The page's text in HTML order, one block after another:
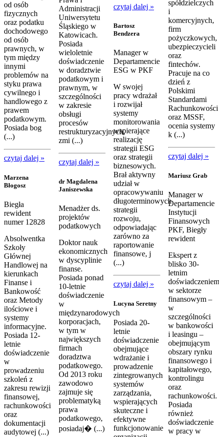
od osób
fizycznych
oraz podatku
dochodowego
od osób
prawnych, w
tym między
innymi
problemów na
styku prawa
cywilnego i
handlowego z
prawem
podatkowym.
Posiada bog
(...)
czytaj dalej »
Marzena
Błogosz
Biegła
rewident
numer 12828
Absolwentka
Szkoły
Głównej
Handlowej na
kierunkach
Finanse i
Bankowość
oraz Metody
ilościowe i
systemy
informacyjne.
Posiada 12-
letnie
doświadczenie
w
prowadzeniu
szkoleń z
zakresu rewizji
finansowej,
rachunkowości
oraz
dokumentacji
audytowej (...)
Administracji
Uniwersytetu
Śląskiego w
Katowicach.
Posiada
wieloletnie
doświadczenie
w doradztwie
podatkowym i
prawnym, w
szczególności
w zakresie
obsługi
procesów
restrukturyzacyjnych,
zmi (...)
czytaj dalej »
dr Magdalena
Janiszewska
Menadżer ds.
projektów
podatkowych
Doktor nauk
ekonomicznych
w dyscyplinie
finanse.
Posiada ponad
10-letnie
doświadczenie
w
międzynarodowych
korporacjach,
w tym w
największych
firmach
doradztwa
podatkowego.
Od 2013 roku
zawodowo
zajmuje się
problematyką
prawa
podatkowego,
posiadaj� (...)
czytaj dalej »
Bartosz
Bendzera
Manager w
Departamencie
ESG w PKF
W swojej
pracy wdrażał
i rozwijał
systemy
monitorowania
wspierające
realizację
strategii ESG
oraz strategii
biznesowych.
Brał aktywny
udział w
opracowywaniu
długoterminowych
strategii
rozwoju,
odpowiadając
zarówno za
raportowanie
finansowe, j
(...)
czytaj dalej »
Lucyna Seretny
Posiada 20-
letnie
doświadczenie
obejmujące
wdrażanie i
prowadzenie
zintegrowanych
systemów
zarządzania,
wspierających
skuteczne i
efektywne
funkcjonowanie
spółdzielczych
i
komercyjnych,
firm
pożyczkowych,
ubezpieczycieli
oraz
fintechów.
Pracuje na co
dzień z
Polskimi
Standardami
Rachunkowości
oraz MSSF,
ocenia systemy
k (...)
czytaj dalej »
Mariusz Grab
Manager w
Departamencie
Instytucji
Finansowych
PKF, Biegły
rewident
Ekspert z
blisko 30-
letnim
doświadczeniem
w sektorze
finansowym –
w
szczególności
w bankowości
i leasingu –
obejmującym
obszary rynku
finansowego i
kapitałowego,
kontrolingu
oraz
rachunkowości.
Posiada
również
doświadczenie
w pracy w